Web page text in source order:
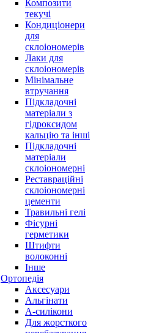
Композити
текучі
Кондиціонери
для
склоіономерів
Лаки для
склоіономерів
Мінімальне
втручання
Підкладочні
матеріали з
гідроксидом
кальцію та інші
Підкладочні
матеріали
склоіономерні
Реставраційні
склоіономерні
цементи
Травильні гелі
Фісурні
герметики
Штифти
волоконні
Інше
Ортопедія
Аксесуари
Альгінати
А-силікони
Для жорсткого